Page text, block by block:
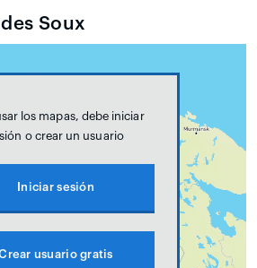
Soux
los mapas, debe iniciar
o crear un usuario
Iniciar sesión
usuario gratis